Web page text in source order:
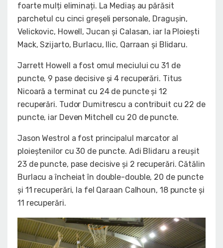
foarte mulți eliminați. La Mediaș au părăsit
parchetul cu cinci greșeli personale, Dragușin,
Velickovic, Howell, Jucan și Calasan, iar la Ploiești
Mack, Szijarto, Burlacu, Ilic, Qarraan și Blidaru.
Jarrett Howell a fost omul meciului cu 31 de
puncte, 9 pase decisive și 4 recuperări. Titus
Nicoară a terminat cu 24 de puncte și 12
recuperări. Tudor Dumitrescu a contribuit cu 22 de
puncte, iar Deven Mitchell cu 20 de puncte.
Jason Westrol a fost principalul marcator al
ploieștenilor cu 30 de puncte. Adi Blidaru a reușit
23 de puncte, pase decisive și 2 recuperări. Cătălin
Burlacu a încheiat în double-double, 20 de puncte
și 11 recuperări, la fel Qaraan Calhoun, 18 puncte și
11 recuperări.